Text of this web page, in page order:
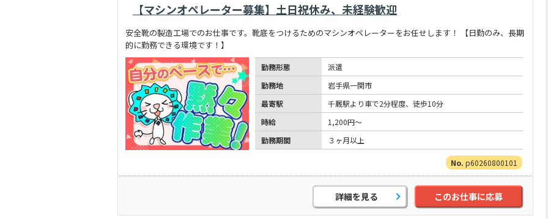
【マシンオペレーター募集】土日祝休み、未経験歓迎
安全靴の製造工場でのお仕事です。靴底をつけるためのマシンオペレーターをお任せします！ 【日勤のみ、長期
的に勤務できる環境です！】
勤務形態
派遣
勤務地
岩手県一関市
最寄駅
千厩駅より車で2分程度、徒歩10分
時給
1,200円～
勤務期間
３ヶ月以上
p60260800101
詳細を見る このお仕事に応募